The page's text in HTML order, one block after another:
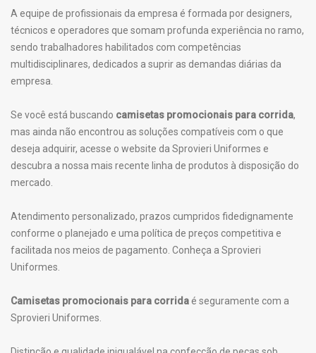
A equipe de profissionais da empresa é formada por designers,
técnicos e operadores que somam profunda experiência no ramo,
sendo trabalhadores habilitados com competências
multidisciplinares, dedicados a suprir as demandas diárias da
empresa.
Se você está buscando camisetas promocionais para corrida,
mas ainda não encontrou as soluções compatíveis com o que
deseja adquirir, acesse o website da Sprovieri Uniformes e
descubra a nossa mais recente linha de produtos à disposição do
mercado.
Atendimento personalizado, prazos cumpridos fidedignamente
conforme o planejado e uma política de preços competitiva e
facilitada nos meios de pagamento. Conheça a Sprovieri
Uniformes.
Camisetas promocionais para corridaé seguramente com a
Sprovieri Uniformes.